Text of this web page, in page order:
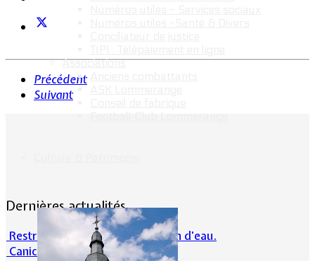
Associations
Précédent
Suivant
Dernières actualités
Restrictions sur la consommation d'eau.
Canicule et milieu naturel